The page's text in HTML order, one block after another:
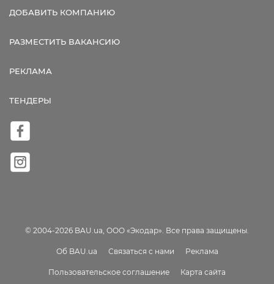
ДОБАВИТЬ КОМПАНИЮ
РАЗМЕСТИТЬ ВАКАНСИЮ
РЕКЛАМА
ТЕНДЕРЫ
© 2004-2026 BAU.ua, ООО «Экодар». Все права защищены.
Об BAU.ua Связаться с нами Реклама
Пользовательское соглашение Карта сайта